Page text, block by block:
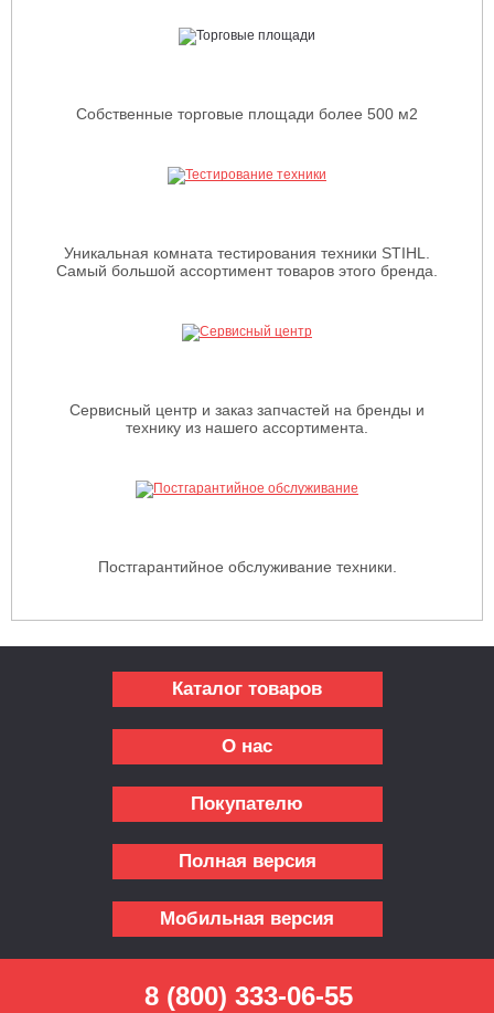
Собственные торговые площади более 500 м2
Уникальная комната тестирования техники STIHL.
Самый большой ассортимент товаров этого бренда.
Сервисный центр и заказ запчастей на бренды и
технику из нашего ассортимента.
Постгарантийное обслуживание техники.
Каталог товаров
О нас
Покупателю
Полная версия
Мобильная версия
8 (800) 333-06-55